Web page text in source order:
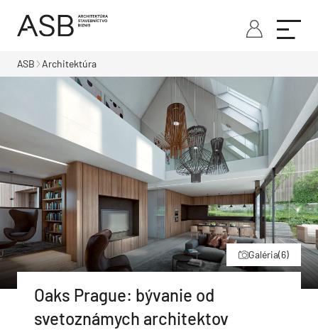
ASB Architektúra
Galéria(6)
Oaks Prague: bývanie od
svetoznámych architektov